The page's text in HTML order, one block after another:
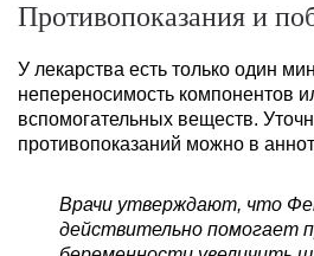
Противопоказания и
У лекарства есть только один
непереносимость компонентов
вспомогательных веществ.
противопоказаний можно в
Врачи утверждают, что
действительно помогает